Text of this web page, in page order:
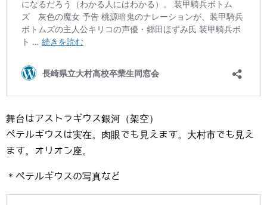
舞台はアストラギウス銀河（架空）
ペテルギウスは実在。肉眼でも見えます。大村市でも見え
ます。オリオン座。
＊ペテルギウスの写真など